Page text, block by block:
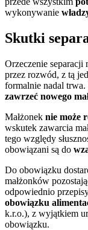
wykonywanie
Skutki
Orzeczenie separacji
przez rozwód, z tą
formalnie nadal trwa.
zawrzeć nowego
Małżonek nie może
wskutek zawarcia
tego względy
obowiązani są do
Do obowiązku
małżonków
odpowiednio
obowiązku
k.r.o.), z wyjątkiem
obowiązku.